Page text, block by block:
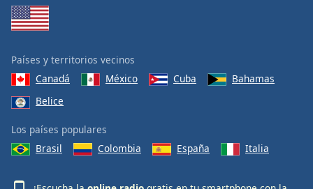
dialog
Países y territorios vecinos
Canadá
México Cuba
Bahamas
Belice
Los países populares
Brasil
Colombia España Italia